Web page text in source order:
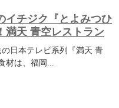
イチジク『とよみつひ
満天 青空レストラン
の日本テレビ系列『満天 青
材は、福岡...